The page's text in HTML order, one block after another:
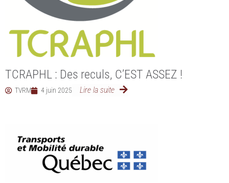
TCRAPHL : Des reculs, C’EST ASSEZ !
TVRM 4 juin 2025 Lire la suite